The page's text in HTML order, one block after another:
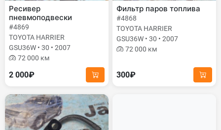
Ресивер
пневмоподвески
#4869
TOYOTA HARRIER
GSU36W • 30 • 2007
72 000 км
2 000₽
Фильтр паров топлива
#4868
TOYOTA HARRIER
GSU36W • 30 • 2007
72 000 км
300₽